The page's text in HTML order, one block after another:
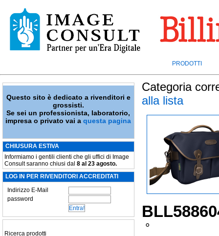
PRODOTTI
Questo sito è dedicato a rivenditori e
grossisti.
Se sei un professionista, laboratorio,
impresa o privato vai aquesta pagina
CHIUSURA ESTIVA
Informiamo i gentili clienti che gli uffici di Image
Consult saranno chiusi dal 8 al 23 agosto.
LOG IN PER RIVENDITORI ACCREDITATI
Indirizzo E-Mail
password
Ricerca prodotti
Categoria
alla lista
°